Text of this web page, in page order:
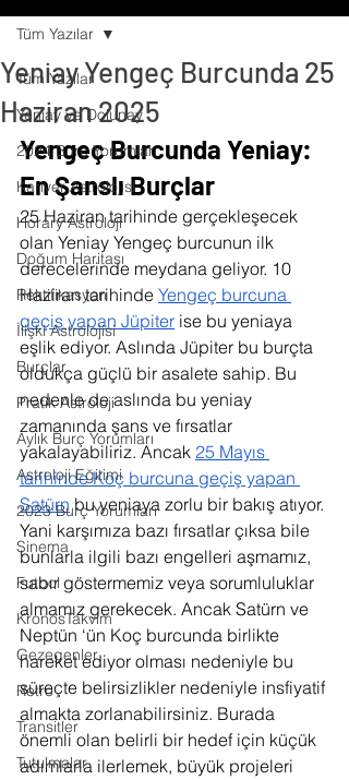
Tüm Yazılar
Yeniay ve Dolunay
2024 Burç Yorumları
Kariyer Astrolojisi
Horary Astroloji
Doğum Haritası
Rektifikasyon
İlişki Astrolojisi
Burçlar
Pratik Astroloji
Aylık Burç Yorumları
Astroloji Eğitimi
2023 Burç Yorumları
Sinema
Futbol
KronosTakvim
Gezegenler
Retro
Transitler
Tutulmalar
Tüm Yazılar
Yeniay Yengeç Burcunda 25
Haziran 2025
Yengeç Burcunda Yeniay:
En Şanslı Burçlar
25 Haziran tarihinde gerçekleşecek
olan Yeniay Yengeç burcunun ilk
derecelerinde meydana geliyor. 10
Haziran tarihinde Yengeç burcuna
geçiş yapan Jüpiter ise bu yeniaya
eşlik ediyor. Aslında Jüpiter bu burçta
oldukça güçlü bir asalete sahip. Bu
nedenle de aslında bu yeniay
zamanında şans ve fırsatlar
yakalayabiliriz. Ancak 25 Mayıs
tarihinde Koç burcuna geçiş yapan
Satürn bu yeniaya zorlu bir bakış atıyor.
Yani karşımıza bazı fırsatlar çıksa bile
bunlarla ilgili bazı engelleri aşmamız,
sabır göstermemiz veya sorumluluklar
almamız gerekecek. Ancak Satürn ve
Neptün ‘ün Koç burcunda birlikte
hareket ediyor olması nedeniyle bu
süreçte belirsizlikler nedeniyle insfiyatif
almakta zorlanabilirsiniz. Burada
önemli olan belirli bir hedef için küçük
adımlarla ilerlemek, büyük projeleri